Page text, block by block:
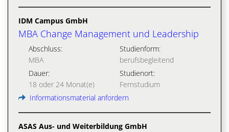
IDM Campus GmbH
MBA Change Management und Leadership
Abschluss:
MBA
Studienform:
berufsbegleitend
Dauer:
18 oder 24 Monat(e)
Studienort:
Fernstudium
Informationsmaterial anfordern
ASAS Aus- und Weiterbildung GmbH